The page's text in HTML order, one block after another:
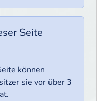
Seite
können
sie vor über 3